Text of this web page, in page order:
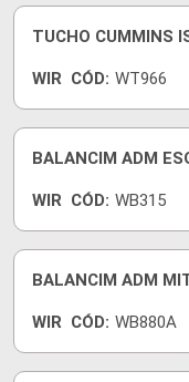
TUCHO CUMMINS
WIR CÓD: WT966
BALANCIM ADM
WIR CÓD: WB315
BALANCIM ADM
WIR CÓD: WB880A